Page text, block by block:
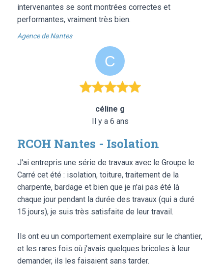
intervenantes se sont montrées correctes et
performantes, vraiment très bien.
Agence de Nantes
céline g
Il y a 6 ans
RCOH Nantes - Isolation
J'ai entrepris une série de travaux avec le Groupe le
Carré cet été : isolation, toiture, traitement de la
charpente, bardage et bien que je n'ai pas été là
chaque jour pendant la durée des travaux (qui a duré
15 jours), je suis très satisfaite de leur travail.
Ils ont eu un comportement exemplaire sur le chantier,
et les rares fois où j'avais quelques bricoles à leur
demander, ils les faisaient sans tarder.